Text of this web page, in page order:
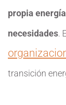
propia
necesidades.
transición